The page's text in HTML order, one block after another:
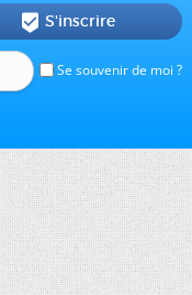
Se souvenir de moi ?
 S'inscrire